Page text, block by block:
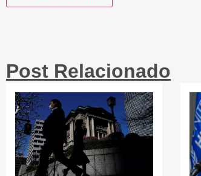
Post Relacionado